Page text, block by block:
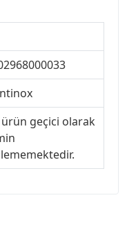
ürün geçici olarak